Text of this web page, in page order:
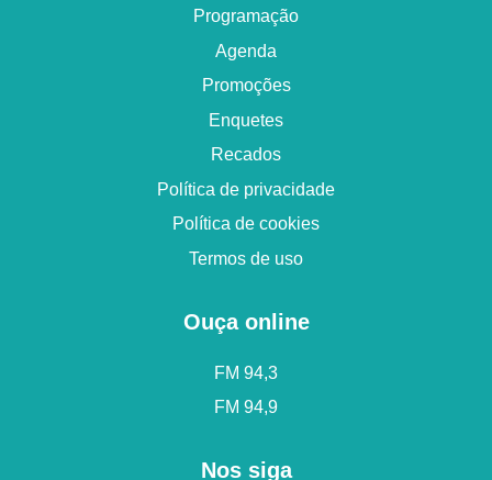
Programação
Agenda
Promoções
Enquetes
Recados
Política de privacidade
Política de cookies
Termos de uso
Ouça online
FM 94,3
FM 94,9
Nos siga